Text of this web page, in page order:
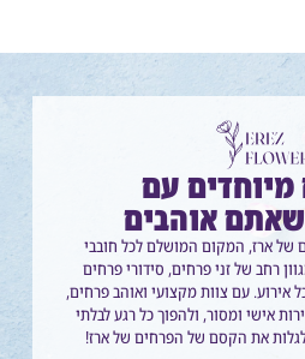
עם
אוהבים
המושלם לכל חובבי
זני פרחים, סידורי פרחים
צוות מקצועי ואוהב פרחים,
ומסור, ולהפוך כל רגע לבלתי
הקסם של הפרחים של ארז!